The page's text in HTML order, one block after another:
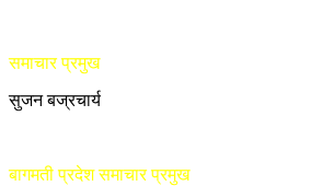
समाचार प्रमुख
सुजन बज्रचार्य
बागमती प्रदेश समाचार प्रमुख